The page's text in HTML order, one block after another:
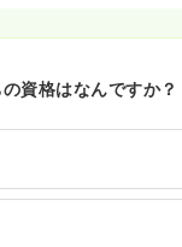
資格はなんですか？